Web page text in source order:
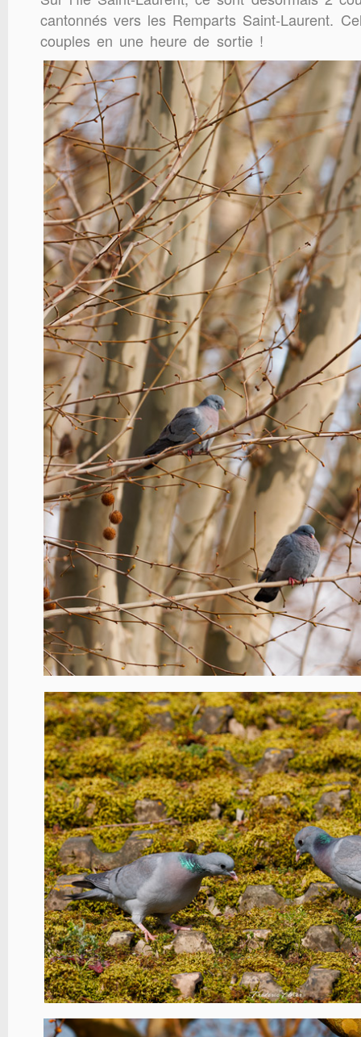
cantonnés vers les Remparts Saint-Laurent.
couples en une heure de sortie !